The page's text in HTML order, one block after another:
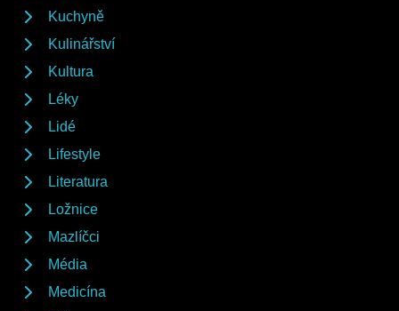
Kuchyně
Kulinářství
Kultura
Léky
Lidé
Lifestyle
Literatura
Ložnice
Mazlíčci
Média
Medicína